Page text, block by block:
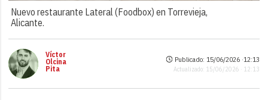
Nuevo restaurante Lateral (Foodbox) en Torrevieja,
Alicante.
Víctor
Olcina
Pita
Publicado: 15/06/2026 ·12:13
Actualizado: 15/06/2026 · 12:13